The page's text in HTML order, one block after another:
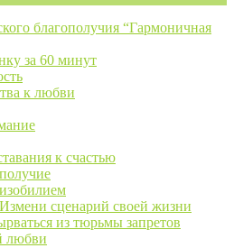
благополучия “Гармоничная
за 60 минут
к любви
к счастью
сценарий своей жизни
из тюрьмы запретов
любви